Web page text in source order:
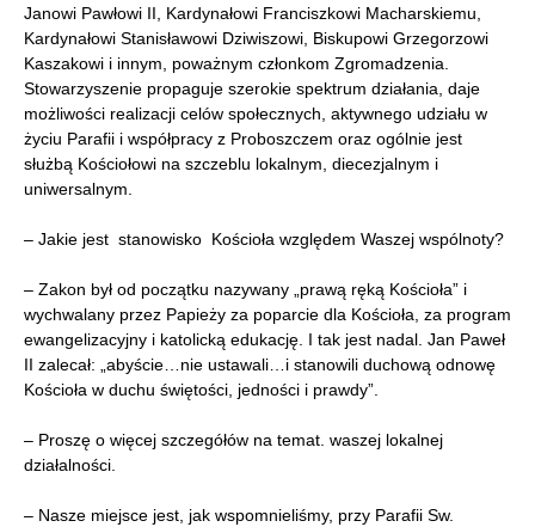
Janowi Pawłowi II, Kardynałowi Franciszkowi Macharskiemu,
Kardynałowi Stanisławowi Dziwiszowi, Biskupowi Grzegorzowi
Kaszakowi i innym, poważnym członkom Zgromadzenia.
Stowarzyszenie propaguje szerokie spektrum działania, daje
możliwości realizacji celów społecznych, aktywnego udziału w
życiu Parafii i współpracy z Proboszczem oraz ogólnie jest
służbą Kościołowi na szczeblu lokalnym, diecezjalnym i
uniwersalnym.
– Jakie jest stanowisko Kościoła względem Waszej wspólnoty?
– Zakon był od początku nazywany „prawą ręką Kościoła” i
wychwalany przez Papieży za poparcie dla Kościoła, za program
ewangelizacyjny i katolicką edukację. I tak jest nadal. Jan Paweł
II zalecał: „abyście…nie ustawali…i stanowili duchową odnowę
Kościoła w duchu świętości, jedności i prawdy”.
– Proszę o więcej szczegółów na temat. waszej lokalnej
działalności.
– Nasze miejsce jest, jak wspomnieliśmy, przy Parafii Sw.